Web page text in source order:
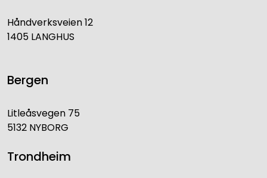
Håndverksveien 12
1405 LANGHUS
Bergen
Litleåsvegen 75
5132 NYBORG
Trondheim